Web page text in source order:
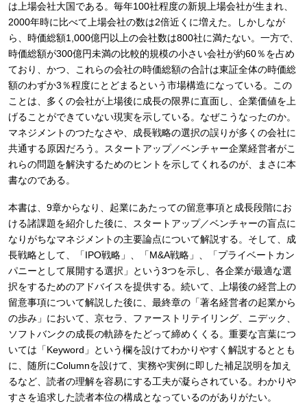
は上場会社大国である。毎年100社程度の新規上場会社が生まれ、
2000年時に比べて上場会社の数は2倍近くに増えた。しかしなが
ら、時価総額1,000億円以上の会社数は800社に満たない。一方で、
時価総額が300億円未満の比較的規模の小さい会社が約60％を占め
ており、かつ、これらの会社の時価総額の合計は東証全体の時価総
額のわずか3％程度にとどまるという市場構造になっている。この
ことは、多くの会社が上場後に成長の限界に直面し、企業価値を上
げることができていない現実を示している。なぜこうなったのか。
マネジメントのつたなさや、成長戦略の選択の誤りが多くの会社に
共通する原因だろう。スタートアップ／ベンチャー企業経営者がこ
れらの問題を解決するためのヒントを示してくれるのが、まさに本
書なのである。
本書は、9章からなり、起業にあたっての留意事項と成長段階にお
ける諸課題を紹介した後に、スタートアップ／ベンチャーの盲点に
なりがちなマネジメントの主要論点について解説する。そして、成
長戦略として、「IPO戦略」、「M&A戦略」、「プライベートカン
パニーとして展開する選択」という3つを示し、各企業が最適な選
択をするためのアドバイスを提供する。続いて、上場後の経営上の
留意事項について解説した後に、最終章の「著名経営者の起業から
の歩み」において、京セラ、ファーストリテイリング、ニデック、
ソフトバンクの成長の軌跡をたどって締めくくる。重要な言葉につ
いては「Keyword」という欄を設けてわかりやすく解説するととも
に、随所にColumnを設けて、実務や実例に即した補足説明を加え
るなど、読者の理解を容易にする工夫が凝らされている。わかりや
すさを追求した読者本位の構成となっているのがありがたい。